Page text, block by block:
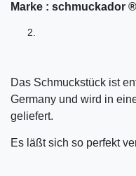
Marke : schmuckador ®
Das Schmuckstück ist
Germany und wird in
geliefert.
Es läßt sich so perfekt